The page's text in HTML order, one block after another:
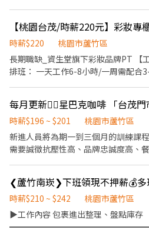
時薪$220
桃園市蘆竹區
長期職缺_資生堂旗下彩妝品牌PT 【
排班： 一天工作6-8小時/一周需配合
服務業經驗 【薪資】 時薪210-220元
時薪$196 ~ $201
桃園市蘆竹區
新進人員將為期一到三個月的訓練課
需要誠徵抗壓性高、品牌忠誠度高、
（半年以內）勿試 ‼️投遞小雞履歷後如收到面試邀約請立即準備好
「完整履歷表」含自傳前來門市面試 ‼️前期背誦東西較多，需要花
費較高時間，請確保自己有時間工讀且配合度高 對！
有很多飲料活動，就像你下課會揪同
時薪$210 ~ $242
桃園市蘆竹區
▶工作內容 包裹進出整理、盤點庫存
━━━━━━━━━━━━━━━━━━ ▶